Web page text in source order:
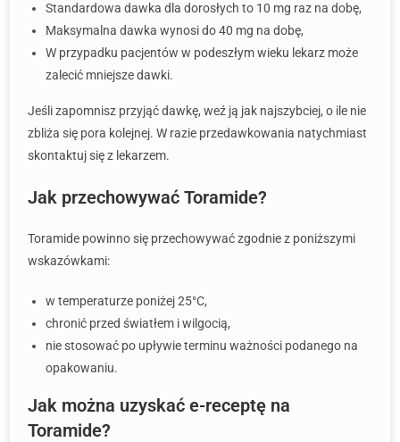
Standardowa dawka dla dorosłych to 10 mg raz na dobę,
Maksymalna dawka wynosi do 40 mg na dobę,
W przypadku pacjentów w podeszłym wieku lekarz może
zalecić mniejsze dawki.
Jeśli zapomnisz przyjąć dawkę, weź ją jak najszybciej, o ile nie
zbliża się pora kolejnej. W razie przedawkowania natychmiast
skontaktuj się z lekarzem.
Jak przechowywać Toramide?
Toramide powinno się przechowywać zgodnie z poniższymi
wskazówkami:
w temperaturze poniżej 25°C,
chronić przed światłem i wilgocią,
nie stosować po upływie terminu ważności podanego na
opakowaniu.
Jak można uzyskać e-receptę na
Toramide?